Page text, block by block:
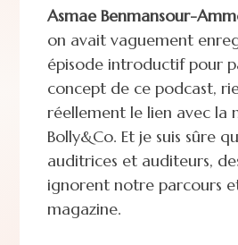
Asmae Benmansour-
on avait vaguement
épisode introductif pour
concept de ce podcast,
réellement le lien avec la
Bolly&Co. Et je suis sûre
auditrices et auditeurs,
ignorent notre parcours
magazine.